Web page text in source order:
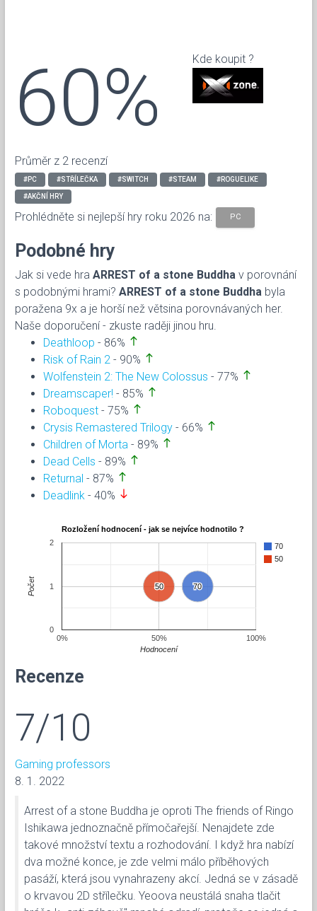
60%
Průměr z 2 recenzí
Kde koupit ?
#PC #STŘÍLEČKA #SWITCH #STEAM #ROGUELIKE
#AKČNÍ HRY
Prohlédněte si nejlepší hry roku 2026 na: PC
Podobné hry
Jak si vede hra ARREST of a stone Buddha v porovnání
s podobnými hrami? ARREST of a stone Buddha byla
poražena 9x a je horší než větsina porovnávaných her.
Naše doporučení - zkuste raději jinou hru.
Deathloop - 86% north
Risk of Rain 2 - 90% north
Wolfenstein 2: The New Colossus - 77% north
Dreamscaper! - 85% north
Roboquest - 75% north
Crysis Remastered Trilogy - 66% north
Children of Morta - 89% north
Dead Cells - 89% north
Returnal - 87% north
Deadlink - 40% south
Rozložení hodnocení - jak se nejvíce hodnotilo ?
70
50
70
70
50
50
0% 50% 100%
0
1
2
Hodnocení
Počet
Recenze
7/10
Gaming professors
8. 1. 2022
Arrest of a stone Buddha je oproti The friends of Ringo
Ishikawa jednoznačně přímočařejší. Nenajdete zde
takové množství textu a rozhodování. I když hra nabízí
dva možné konce, je zde velmi málo příběhových
pasáží, která jsou vynahrazeny akcí. Jedná se v zásadě
o krvavou 2D střílečku. Yeoova neustálá snaha tlačit